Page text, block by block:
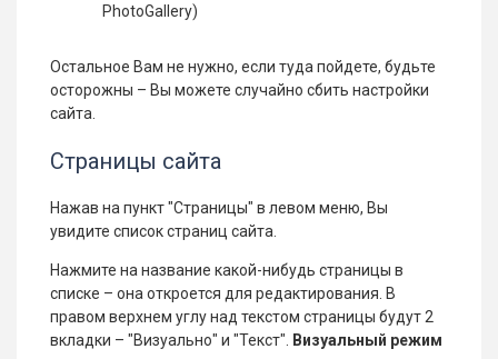
PhotoGallery)
Остальное Вам не нужно, если туда пойдете, будьте
осторожны – Вы можете случайно сбить настройки
сайта.
Страницы сайта
Нажав на пункт "Страницы" в левом меню, Вы
увидите список страниц сайта.
Нажмите на название какой-нибудь страницы в
списке – она откроется для редактирования. В
правом верхнем углу над текстом страницы будут 2
вкладки – "Визуально" и "Текст".
Визуальный режим